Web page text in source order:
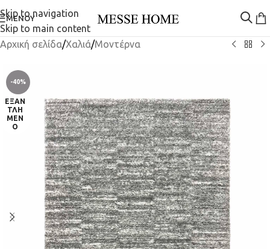
Skip to navigation
Skip to main content
ΜΕΝΟΎ
Αρχική σελίδα/Χαλιά/Μοντέρνα
-40%
ΕΞΑΝ
ΤΛΗ
ΜΈΝ
Ο